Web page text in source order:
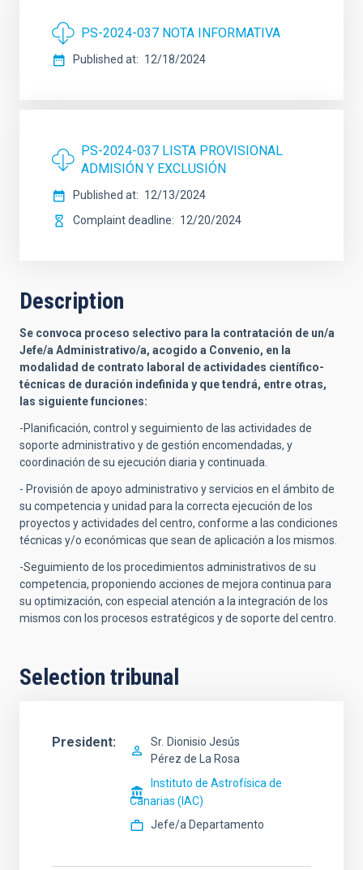
PS-2024-037 NOTA INFORMATIVA
Published at 12/18/2024
PS-2024-037 LISTA PROVISIONAL
ADMISIÓN Y EXCLUSIÓN
Published at
12/13/2024
Complaint deadline
12/20/2024
Description
Se convoca proceso selectivo para la contratación de un/a
Jefe/a Administrativo/a, acogido a Convenio, en la
modalidad de contrato laboral de actividades científico-
técnicas de duración indefinida y que tendrá, entre otras,
las siguiente funciones:
-Planificación, control y seguimiento de las actividades de
soporte administrativo y de gestión encomendadas, y
coordinación de su ejecución diaria y continuada.
- Provisión de apoyo administrativo y servicios en el ámbito de
su competencia y unidad para la correcta ejecución de los
proyectos y actividades del centro, conforme a las condiciones
técnicas y/o económicas que sean de aplicación a los mismos.
-Seguimiento de los procedimientos administrativos de su
competencia, proponiendo acciones de mejora continua para
su optimización, con especial atención a la integración de los
mismos con los procesos estratégicos y de soporte del centro.
Selection tribunal
President Sr. Dionisio Jesús
Pérez de La Rosa
Instituto de Astrofísica de
Canarias (IAC)
Jefe/a Departamento